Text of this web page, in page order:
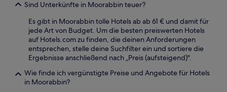
Sind Unterkünfte in Moorabbin teuer?
Es gibt in Moorabbin tolle Hotels ab ab 61 € und damit für
jede Art von Budget. Um die besten preiswerten Hotels
auf Hotels.com zu finden, die deinen Anforderungen
entsprechen, stelle deine Suchfilter ein und sortiere die
Ergebnisse anschließend nach „Preis (aufsteigend)".
Wie finde ich vergünstigte Preise und Angebote für Hotels
in Moorabbin?